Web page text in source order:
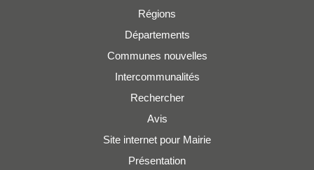
Régions
Départements
Communes nouvelles
Intercommunalités
Rechercher
Avis
Site internet pour Mairie
Présentation